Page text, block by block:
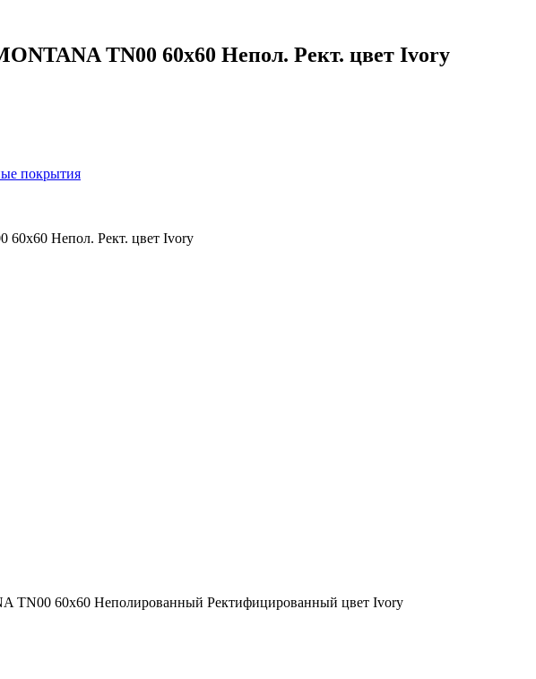
TN00 60x60 Непол. Рект. цвет Ivory
покрытия
60x60 Непол. Рект. цвет Ivory
TN00 60x60 Неполированный Ректифицированный цвет Ivory